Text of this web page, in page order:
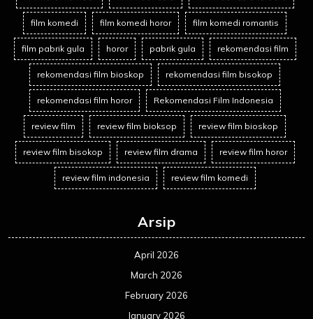
film komedi film komedi horor film komedi romantis
film pabrik gula horor pabrik gula rekomendasi film
rekomendasi film bioskop rekomendasi film bisokop
rekomendasi film horor Rekomendasi Film Indonesia
review film review film bioksop review film bioskop
review film bisokop review film drama review film horor
review film indonesia review film komedi
Arsip
April 2026
March 2026
February 2026
January 2026